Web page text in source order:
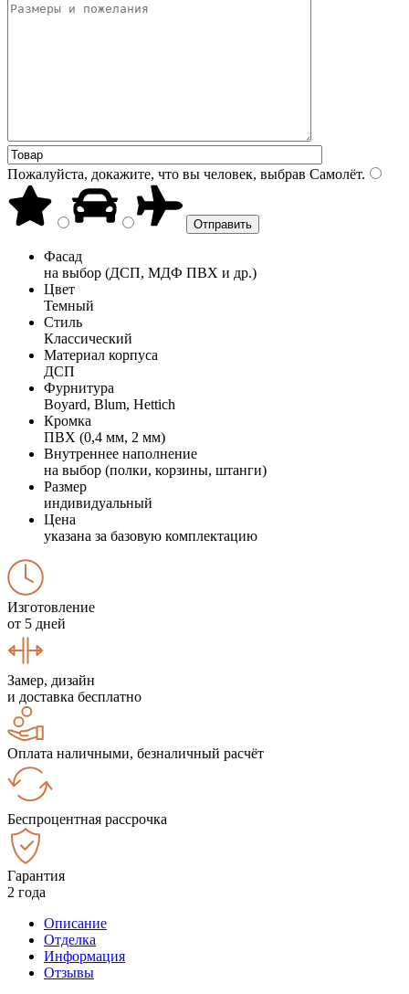
Пожалуйста, докажите, что вы человек, выбрав Самолёт.
Фасад
на выбор (ДСП, МДФ ПВХ и др.)
Цвет
Темный
Стиль
Классический
Материал корпуса
ДСП
Фурнитура
Boyard, Blum, Hettich
Кромка
ПВХ (0,4 мм, 2 мм)
Внутреннее наполнение
на выбор (полки, корзины, штанги)
Размер
индивидуальный
Цена
указана за базовую комплектацию
Изготовление
от 5 дней
Замер, дизайн
и доставка бесплатно
Оплата наличными, безналичный расчёт
Беспроцентная рассрочка
Гарантия
2 года
Описание
Отделка
Информация
Отзывы